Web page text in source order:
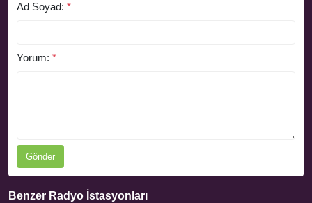
Ad Soyad: *
Yorum: *
Gönder
Benzer Radyo İstasyonları